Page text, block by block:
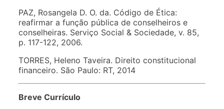
PAZ, Rosangela D. O. da. Código de Ética:
reafirmar a função pública de conselheiros e
conselheiras. Serviço Social & Sociedade, v. 85,
p. 117-122, 2006.
TORRES, Heleno Taveira. Direito constitucional
financeiro. São Paulo: RT, 2014
Breve Currículo